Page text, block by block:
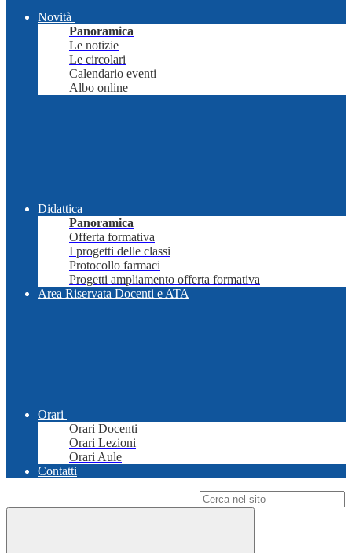
Novità
Panoramica
Le notizie
Le circolari
Calendario eventi
Albo online
Didattica
Panoramica
Offerta formativa
I progetti delle classi
Protocollo farmaci
Progetti ampliamento offerta formativa
Area Riservata Docenti e ATA
Orari
Orari Docenti
Orari Lezioni
Orari Aule
Contatti